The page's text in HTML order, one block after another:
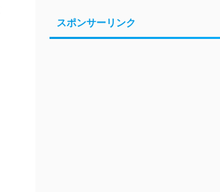
スポンサーリンク